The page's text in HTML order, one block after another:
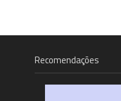
Recomendações